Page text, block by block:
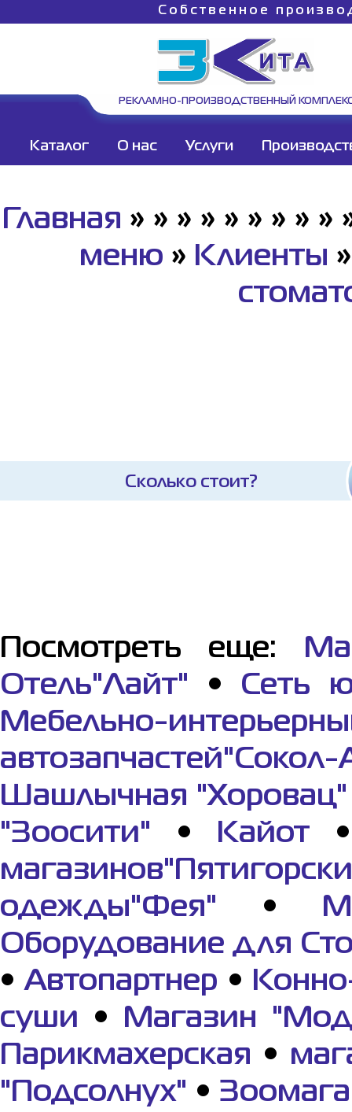
Собственное
РЕКЛАМНО-ПРОИЗВОДСТВЕННЫЙ
Каталог О нас Услуги
Главная » » » » » » » » »
меню » Клиенты
Сколько стоит?
Посмотреть еще:
Отель"Лайт" • Сеть
Мебельно-
Шашлычная "Хоровац"
"Зоосити" • Кайот
одежды"Фея" •
Оборудование для
•Автопартнер •
суши •
Магазин
Парикмахерская •
"Подсолнух" •